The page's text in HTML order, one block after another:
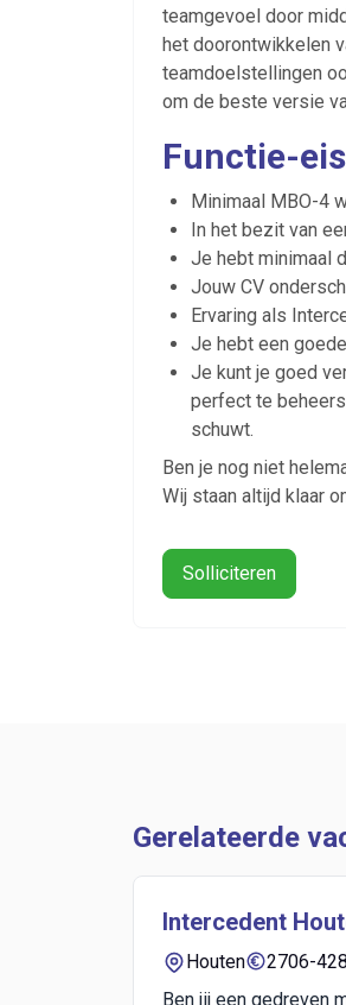
teamgevoel door
het doorontwikkelen
teamdoelstellingen
om de beste versie
Functie-
Minimaal MBO-4
In het bezit van
Je hebt minimaal
Jouw CV
Ervaring als
Je hebt een
Je kunt je goed
perfect te
schuwt.
Ben je nog niet
Wij staan altijd klaar
Solliciteren
Gerelateerde
Intercedent
Houten 2706-
Ben jij een gedreven